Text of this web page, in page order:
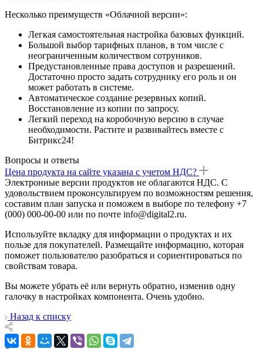
Несколько преимуществ «Облачной версии»:
Легкая самостоятельная настройка базовых функций.
Большой выбор тарифных планов, в том числе с
неограниченным количеством сотруников.
Предустановленные права доступов и разрешений.
Достаточно просто задать сотруднику его роль и он
может работать в системе.
Автоматическое создание резервных копий.
Восстановление из копии по запросу.
Легкий переход на коробочную версию в случае
необходимости. Растите и развивайтесь вместе с
Битрикс24!
Вопросы и ответы
Цена продукта на сайте указана с учетом НДС?
Электронные версии продуктов не облагаются НДС. С
удовольствием проконсультируем по возможностям решения,
составим план запуска и поможем в выборе по телефону +7
(000) 000-00-00 или по почте info@digital2.ru.
Используйте вкладку для информации о продуктах и их
пользе для покупателей. Размещайте информацию, которая
поможет пользователю разобраться и сориентироваться по
свойствам товара.
Вы можете убрать её или вернуть обратно, изменив одну
галочку в настройках компонента. Очень удобно.
Назад к списку